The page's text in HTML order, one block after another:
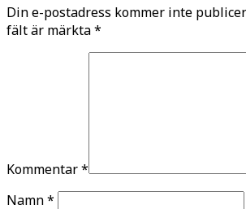
Din e-postadress kommer inte
fält är märkta*
Kommentar*
Namn*